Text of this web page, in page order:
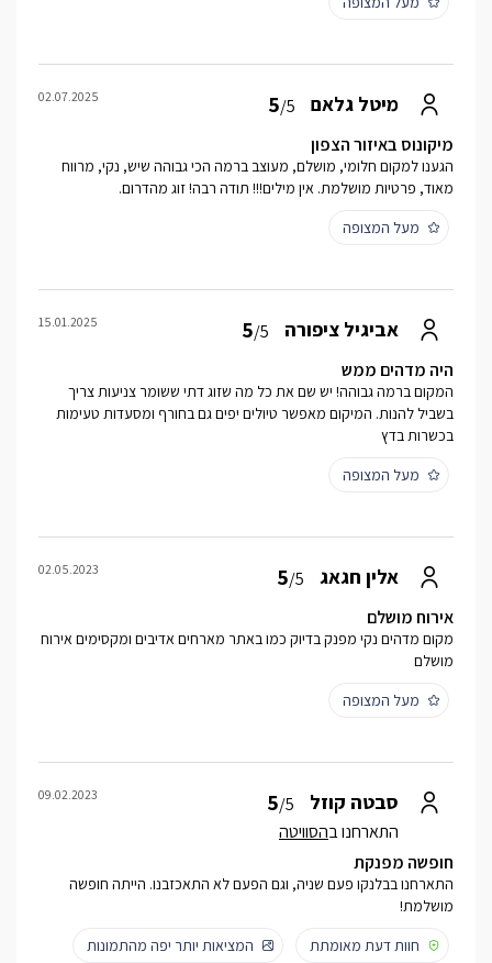
מיטל גלאם 5/5
02.07.2025
מיקונוס באיזור הצפון
הגענו למקום חלומי, מושלם, מעוצב ברמה הכי גבוהה שיש, נקי, מרווח
מאוד, פרטיות מושלמת. אין מילים!!! תודה רבה! זוג מהדרום.
מעל המצופה
אביגיל ציפורה 5/5
15.01.2025
היה מדהים ממש
המקום ברמה גבוהה! יש שם את כל מה שזוג דתי ששומר צניעות צריך
בשביל להנות. המיקום מאפשר טיולים יפים גם בחורף ומסעדות טעימות
בכשרות בדץ
מעל המצופה
אלין חגאג 5/5
02.05.2023
אירוח מושלם
מקום מדהים נקי מפנק בדיוק כמו באתר מארחים אדיבים ומקסימים אירוח
מושלם
מעל המצופה
סבטה קוזל 5/5
התארחנו בהסוויטה
09.02.2023
חופשה מפנקת
התארחנו בבלנקו פעם שניה, וגם הפעם לא התאכזבנו. הייתה חופשה
מושלמת!
חוות דעת מאומתת
המציאות יותר יפה מהתמונות